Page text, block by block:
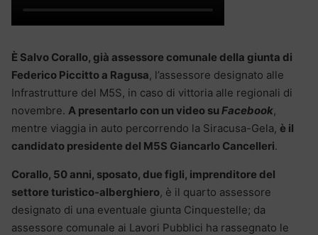
È Salvo Corallo, già assessore comunale della giunta di
Federico Piccitto a Ragusa, l’assessore designato alle
Infrastrutture del M5S, in caso di vittoria alle regionali di
novembre. A presentarlo con un video suFacebook,
mentre viaggia in auto percorrendo la Siracusa-Gela, è il
candidato presidente del M5S Giancarlo Cancelleri.
Corallo, 50 anni, sposato, due figli, imprenditore del
settore turistico-alberghiero, è il quarto assessore
designato di una eventuale giunta Cinquestelle; da
assessore comunale ai Lavori Pubblici ha rassegnato le